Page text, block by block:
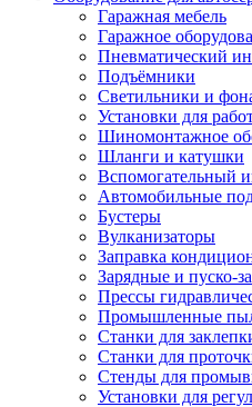
Гаражная мебель
Гаражное
Пневматический
Подъёмники
Светильники и
Установки для
Шиномонтажное
Шланги и катушки
Вспомогательный
Автомобильные
Бустеры
Вулканизаторы
Заправка
Зарядные и пуско-
Прессы
Промышленные
Станки для
Станки для
Стенды для
Установки для